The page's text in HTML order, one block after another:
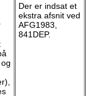
Der er indsat et
ekstra afsnit ved
AFG1983,
841DEP.